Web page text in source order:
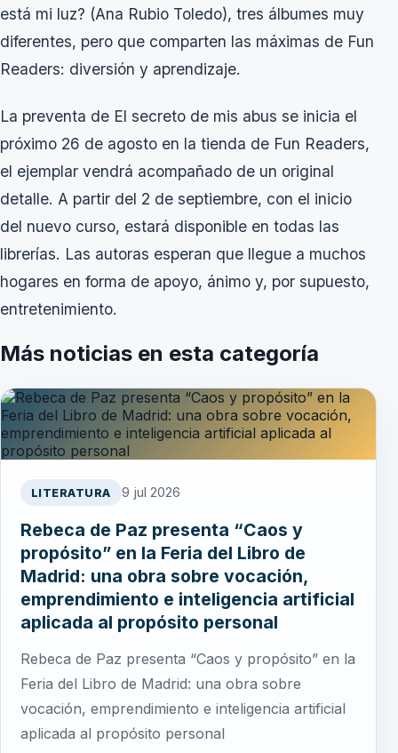
está mi luz? (Ana Rubio Toledo), tres álbumes muy
diferentes, pero que comparten las máximas de Fun
Readers: diversión y aprendizaje.
La preventa de El secreto de mis abus se inicia el
próximo 26 de agosto en la tienda de Fun Readers,
el ejemplar vendrá acompañado de un original
detalle. A partir del 2 de septiembre, con el inicio
del nuevo curso, estará disponible en todas las
librerías. Las autoras esperan que llegue a muchos
hogares en forma de apoyo, ánimo y, por supuesto,
entretenimiento.
Más noticias en esta categoría
LITERATURA 9 jul 2026
Rebeca de Paz presenta “Caos y
propósito” en la Feria del Libro de
Madrid: una obra sobre vocación,
emprendimiento e inteligencia artificial
aplicada al propósito personal
Rebeca de Paz presenta “Caos y propósito” en la
Feria del Libro de Madrid: una obra sobre
vocación, emprendimiento e inteligencia artificial
aplicada al propósito personal